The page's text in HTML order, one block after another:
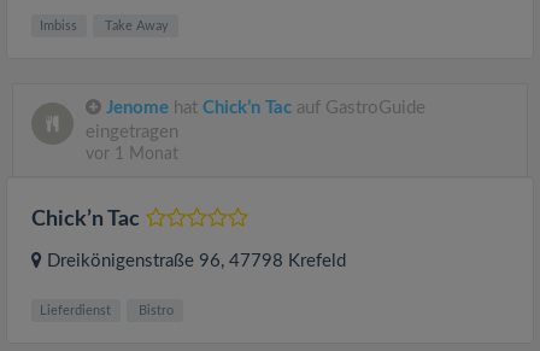
Imbiss Take Away
Jenome hat Chick’n Tac auf GastroGuide
eingetragen
vor 1 Monat
Chick’n Tac
Dreikönigenstraße 96, 47798 Krefeld
Lieferdienst Bistro